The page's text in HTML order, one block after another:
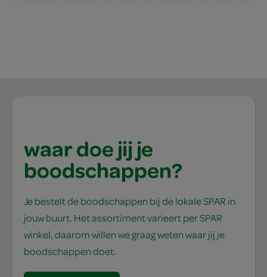
waar doe jij je
boodschappen?
Je bestelt de boodschappen bij de lokale SPAR in
jouw buurt. Het assortiment varieert per SPAR
winkel, daarom willen we graag weten waar jij je
boodschappen doet.